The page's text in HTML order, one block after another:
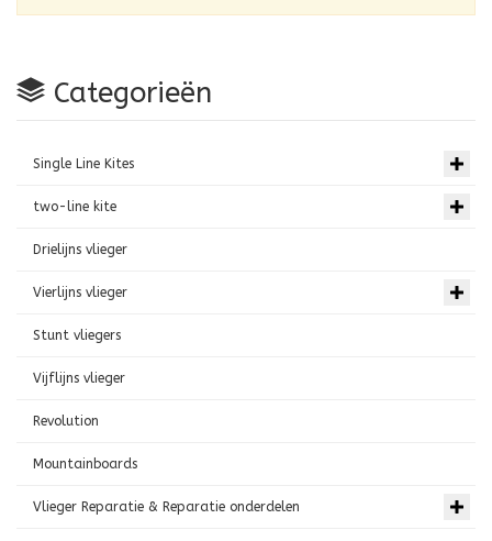
Categorieën
Single Line Kites
two-line kite
Drielijns vlieger
Vierlijns vlieger
Stunt vliegers
Vijflijns vlieger
Revolution
Mountainboards
Vlieger Reparatie & Reparatie onderdelen